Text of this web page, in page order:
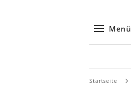
Menü
Startseite